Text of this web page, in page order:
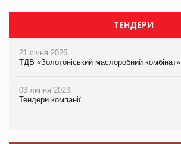
ТЕНДЕРИ
21 січня 2026
ТДВ «Золотоніський маслоробний комбінат»
03 липня 2023
Тендери компанії